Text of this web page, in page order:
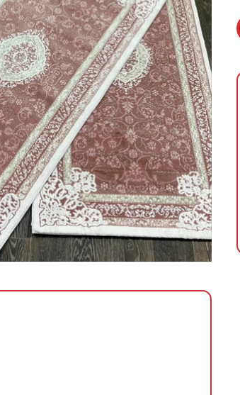
200*200 см
200*300 см
200*400 см
240*340 см
300*300 см
300*400 см
Ковры в скандинавском стиле
Ковры с геометрией
Розовые ковры
Зеленые ковры